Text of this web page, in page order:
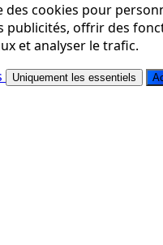
des cookies pour
publicités, offrir des
et analyser le trafic.
Uniquement les essentiels